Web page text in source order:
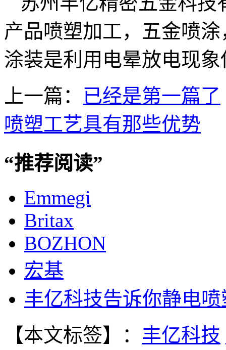
产品喷塑加工，五金喷
涂装是利用电晕放电现
上一篇： 已经是第一篇了
喷塑工艺具有那些优势
“推荐阅读”
Emmegi
Britax
BOZHON
宏基
丰亿科技告诉你静电
【本文标签】： 丰亿科技